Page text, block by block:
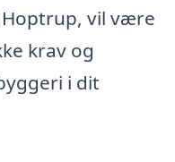
vil være
krav og
i dit